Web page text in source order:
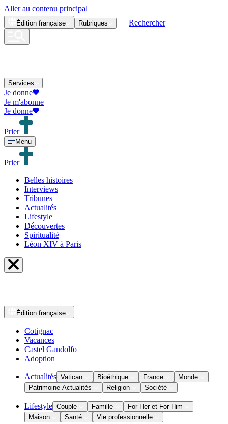
Aller au contenu principal
Édition française Rubriques Rechercher
Services
Je donne
Je m'abonne
Je donne
Prier
Menu
Prier
Belles histoires
Interviews
Tribunes
Actualités
Lifestyle
Découvertes
Spiritualité
Léon XIV à Paris
Édition française
Cotignac
Vacances
Castel Gandolfo
Adoption
Actualités Vatican Bioéthique France
Monde
Patrimoine Actualités
Religion Société
Lifestyle Couple Famille
For Her et For Him
Maison
Santé Vie professionnelle